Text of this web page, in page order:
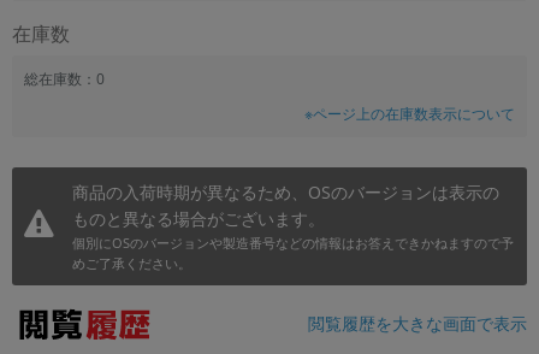
在庫数
総在庫数：0
※ページ上の在庫数表示について
商品の入荷時期が異なるため、OSのバージョンは表示の
ものと異なる場合がございます。
個別にOSのバージョンや製造番号などの情報はお答えできかねますので予
めご了承ください。
閲覧履歴を大きな画面で表示
円 ～ 円
発売日